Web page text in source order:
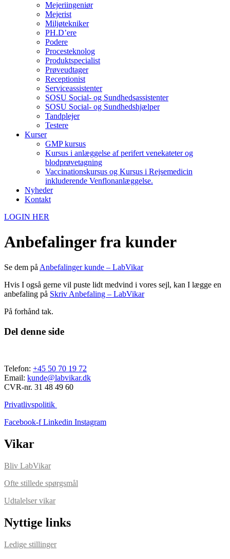
Mejeriingeniør
Mejerist
Miljøtekniker
PH.D’ere
Podere
Procesteknolog
Produktspecialist
Prøveudtager
Receptionist
Serviceassistenter
SOSU Social- og Sundhedsassistenter
SOSU Social- og Sundhedshjælper
Tandplejer
Testere
Kurser
GMP kursus
Kursus i anlæggelse af perifert venekateter og
blodprøvetagning
Vaccinationskursus og Kursus i Rejsemedicin
inkluderende Venflonanlæggelse.
Nyheder
Kontakt
LOGIN HER
Anbefalinger fra kunder
Se dem på Anbefalinger kunde – LabVikar
Hvis I også gerne vil puste lidt medvind i vores sejl, kan I lægge en
anbefaling på Skriv Anbefaling – LabVikar
På forhånd tak.
Del denne side
Telefon: +45 50 70 19 72
Email: kunde@labvikar.dk
CVR-nr. 31 48 49 60
Privatlivspolitik
Facebook-f Linkedin Instagram
Vikar
Bliv LabVikar
Ofte stillede spørgsmål
Udtalelser vikar
Nyttige links
Ledige stillinger